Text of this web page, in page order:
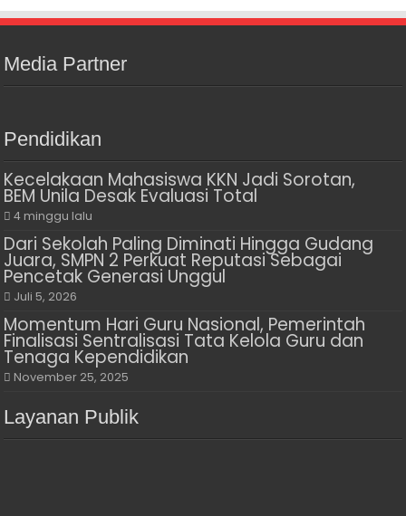
Media Partner
Pendidikan
Kecelakaan Mahasiswa KKN Jadi Sorotan,
BEM Unila Desak Evaluasi Total
4 minggu lalu
Dari Sekolah Paling Diminati Hingga Gudang
Juara, SMPN 2 Perkuat Reputasi Sebagai
Pencetak Generasi Unggul
Juli 5, 2026
Momentum Hari Guru Nasional, Pemerintah
Finalisasi Sentralisasi Tata Kelola Guru dan
Tenaga Kependidikan
November 25, 2025
Layanan Publik